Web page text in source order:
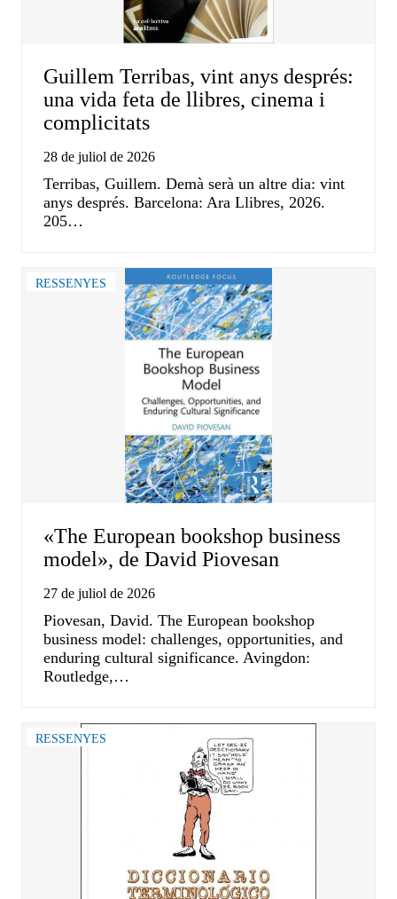
Guillem Terribas, vint anys després:
una vida feta de llibres, cinema i
complicitats
28 de juliol de 2026
Terribas, Guillem. Demà serà un altre dia: vint
anys després. Barcelona: Ara Llibres, 2026.
205…
RESSENYES
«The European bookshop business
model», de David Piovesan
27 de juliol de 2026
Piovesan, David. The European bookshop
business model: challenges, opportunities, and
enduring cultural significance. Avingdon:
Routledge,…
RESSENYES